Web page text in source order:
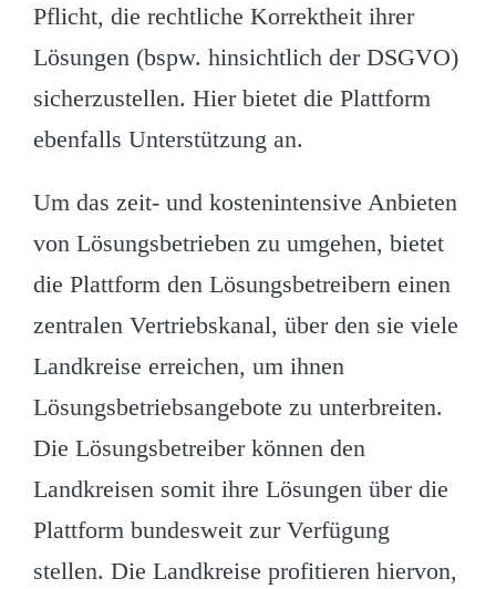
Pflicht, die rechtliche Korrektheit ihrer
Lösungen (bspw. hinsichtlich der DSGVO)
sicherzustellen. Hier bietet die Plattform
ebenfalls Unterstützung an.
Um das zeit- und kostenintensive Anbieten
von Lösungsbetrieben zu umgehen, bietet
die Plattform den Lösungsbetreibern einen
zentralen Vertriebskanal, über den sie viele
Landkreise erreichen, um ihnen
Lösungsbetriebsangebote zu unterbreiten.
Die Lösungsbetreiber können den
Landkreisen somit ihre Lösungen über die
Plattform bundesweit zur Verfügung
stellen. Die Landkreise profitieren hiervon,